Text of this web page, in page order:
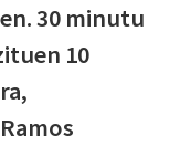
30 minutu
10